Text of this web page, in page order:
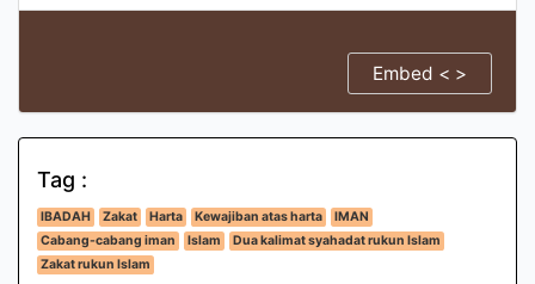
Embed < >
Tag :
IBADAH Zakat Harta Kewajiban atas harta
IMAN
Cabang-cabang iman
Islam
Dua kalimat syahadat rukun Islam
Zakat rukun Islam